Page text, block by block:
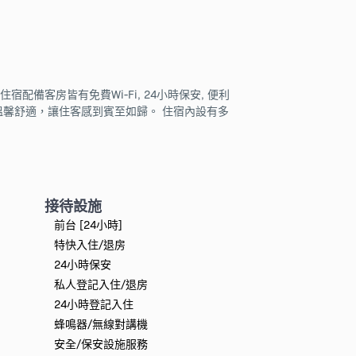
宿配備客房皆有免費Wi-Fi, 24小時保安, 便利
舒適，讓住客感到賓至如歸。 住宿內設有多
接待設施
前台 [24小時]
特快入住/退房
24小時保安
私人登記入住/退房
24小時登記入住
蜂鳴器/無線對講機
安全/保安設施服務